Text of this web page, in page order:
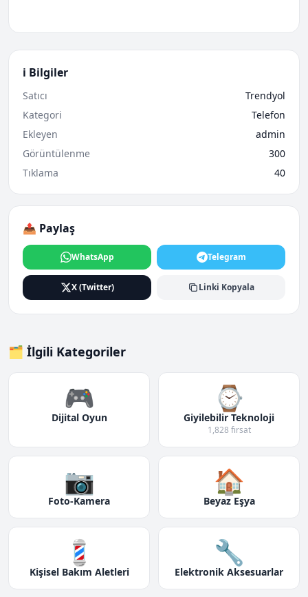
ℹ️ Bilgiler
Satıcı
Trendyol
Kategori
Telefon
Ekleyen
admin
Görüntülenme
300
Tıklama
40
📤 Paylaş
WhatsApp Telegram
X (Twitter) Linki Kopyala
🗂️ İlgili Kategoriler
🎮
Dijital Oyun
⌚
Giyilebilir Teknoloji
1,828 fırsat
📷
Foto-Kamera
🏠
Beyaz Eşya
💈
Kişisel Bakım Aletleri
🔧
Elektronik Aksesuarlar